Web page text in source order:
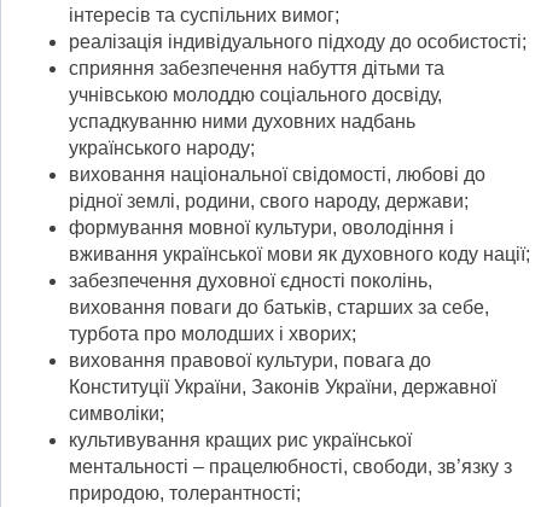
інтересів та суспільних вимог;
реалізація індивідуального підходу до особистості;
сприяння забезпечення набуття дітьми та
учнівською молоддю соціального досвіду,
успадкуванню ними духовних надбань
українського народу;
виховання національної свідомості, любові до
рідної землі, родини, свого народу, держави;
формування мовної культури, оволодіння і
вживання української мови як духовного коду нації;
забезпечення духовної єдності поколінь,
виховання поваги до батьків, старших за себе,
турбота про молодших і хворих;
виховання правової культури, повага до
Конституції України, Законів України, державної
символіки;
культивування кращих рис української
ментальності – працелюбності, свободи, зв’язку з
природою, толерантності;